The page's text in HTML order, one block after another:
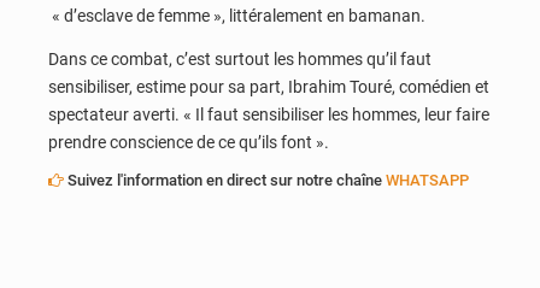
« d’esclave de femme », littéralement en bamanan.
Dans ce combat, c’est surtout les hommes qu’il faut
sensibiliser, estime pour sa part, Ibrahim Touré, comédien et
spectateur averti. « Il faut sensibiliser les hommes, leur faire
prendre conscience de ce qu’ils font ».
Suivez l'information en direct sur notre chaîne WHATSAPP